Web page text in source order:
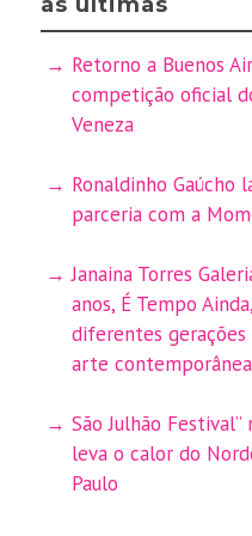
Retorno a Buenos
competição oficial
Veneza
Ronaldinho Gaúcho
parceria com a
Janaina Torres
anos, É Tempo
diferentes
arte
São Julhão
leva o calor do
Paulo